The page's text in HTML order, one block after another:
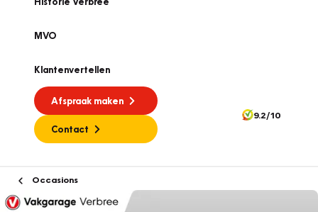
MVO
Klantenvertellen
Afspraak maken
Contact
9.2/10
Occasions